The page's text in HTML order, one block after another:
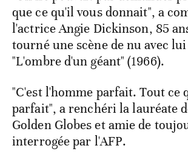
que ce qu'il vous donnait", a
l'actrice Angie Dickinson, 85
tourné une scène de nu avec
"L'ombre d'un géant" (1966).
"C'est l'homme parfait. Tout ce
parfait", a renchéri la lauréate
Golden Globes et amie de
interrogée par l'AFP.